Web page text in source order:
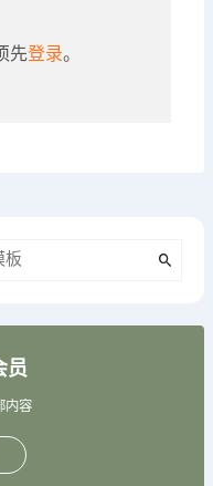
先登录。
员
内容